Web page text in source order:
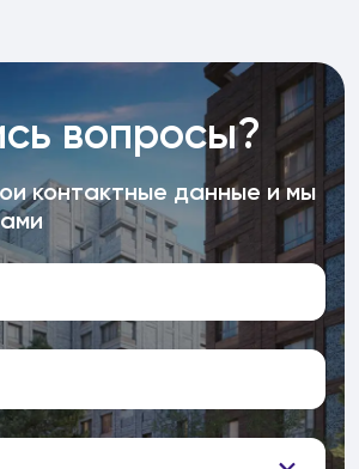
вопросы?
контактные данные и мы